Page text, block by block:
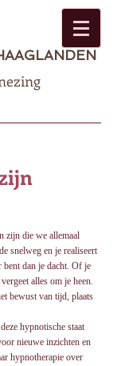
zijn die we allemaal
snelweg en je realiseert
bent dan je dacht. Of je
alles om je heen.
bewust van tijd, plaats
hypnotische staat
nieuwe inzichten en
hypnotherapie over